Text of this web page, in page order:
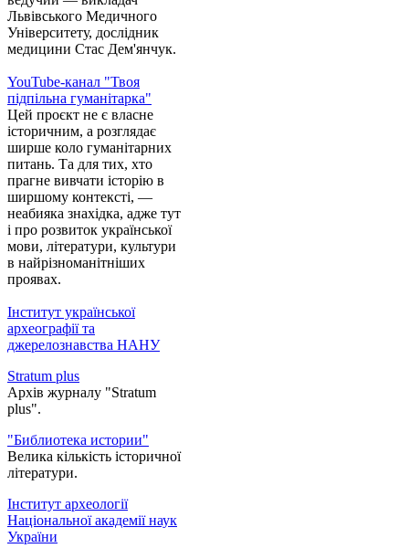
Львівського Медичного
Університету, дослідник
медицини Стас Дем'янчук.
YouTube-канал "Твоя
підпільна гуманітарка"
Цей проєкт не є власне
історичним, а розглядає
ширше коло гуманітарних
питань. Та для тих, хто
прагне вивчати історію в
ширшому контексті, —
неабияка знахідка, адже тут
і про розвиток української
мови, літератури, культури
в найрізноманітніших
проявах.
Інститут української
археографії та
джерелознавства НАНУ
Stratum plus
Архів журналу "Stratum
plus".
"Библиотека истории"
Велика кількість історичної
літератури.
Інститут археології
Національної академії наук
України